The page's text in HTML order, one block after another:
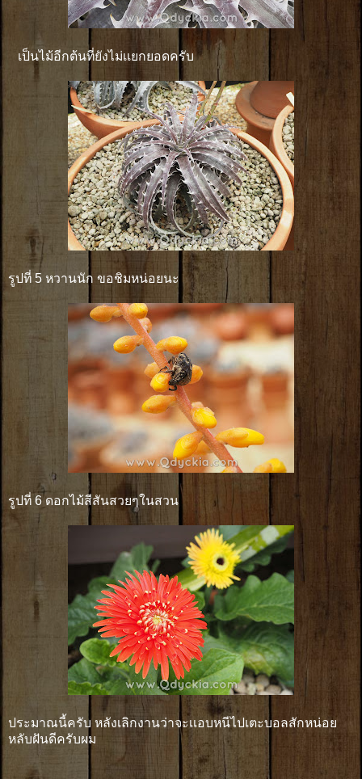
เป็นไม้อีกต้นที่ยังไม่เเยกยอดครับ
รูปที่ 5 หวานนัก ขอชิมหน่อยนะ
รูปที่ 6 ดอกไม้สีสันสวยๆในสวน
ประมาณนี้ครับ หลังเลิกงานว่าจะเเอบหนีไปเตะบอลสักหน่อย
หลับฝันดีครับผม